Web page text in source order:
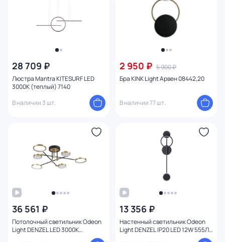
28 709 ₽
Люстра Mantra KITESURF LED
3000К (теплый) 7140
В наличии 3 шт.
2 950 ₽ 5 900 ₽
Бра KINK Light Арвен 08442,20
В наличии 77 шт.
36 561 ₽
Потолочный светильник Odeon
Light DENZEL LED 3000К
13 356 ₽
Настенный светильник Odeon
Light DENZEL IP20 LED 12W 555Лм